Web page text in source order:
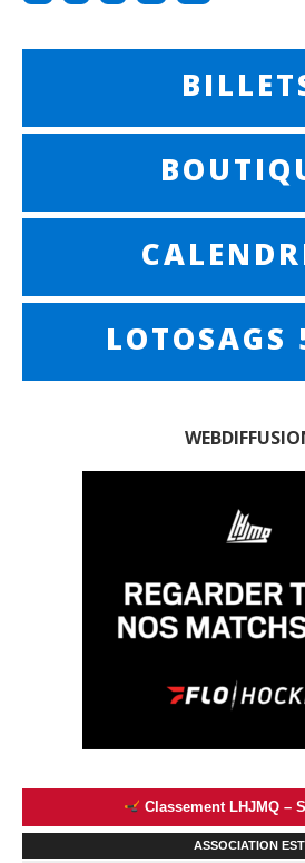
LOTOSAGS
Classement LHJMQ –
ASSOCIATION EST